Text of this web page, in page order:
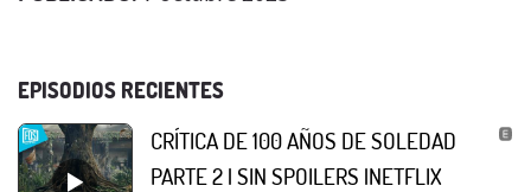
EPISODIOS RECIENTES
CRÍTICA DE 100 AÑOS DE SOLEDAD
PARTE 2 | SIN SPOILERS |NETFLIX